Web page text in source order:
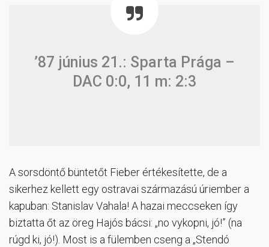
’87 június 21.: Sparta Prága –
DAC 0:0, 11 m: 2:3
A sorsdöntő büntetőt Fieber értékesítette, de a
sikerhez kellett egy ostravai származású úriember a
kapuban: Stanislav Vahala! A hazai meccseken így
biztatta őt az öreg Hajós bácsi: „no vykopni, jó!” (na
rúgd ki, jó!). Most is a fülemben cseng a „Stendó